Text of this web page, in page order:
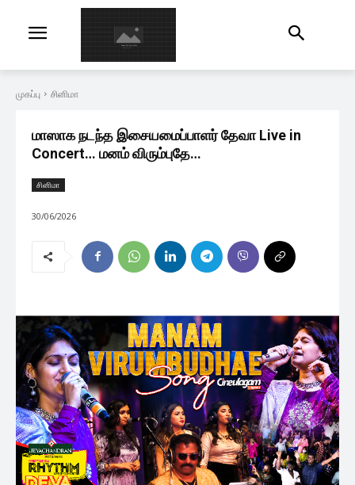
முகப்பு சினிமா
மாஸாக நடந்த இசையமைப்பாளர் தேவா Live in
Concert… மனம் விரும்புதே…
சினிமா
30/06/2026